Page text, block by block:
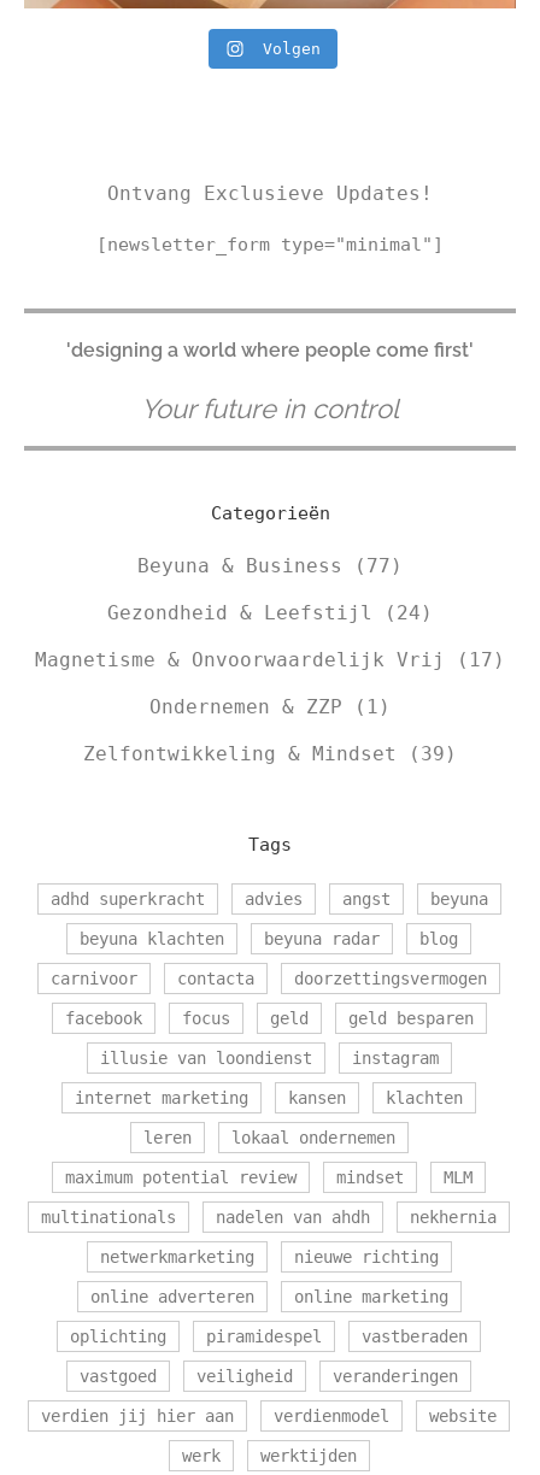
Volgen
Ontvang Exclusieve Updates!
[newsletter_form type="minimal"]
'designing a world where people come first'
Your future in control
Categorieën
Beyuna & Business (77)
Gezondheid & Leefstijl (24)
Magnetisme & Onvoorwaardelijk Vrij (17)
Ondernemen & ZZP (1)
Zelfontwikkeling & Mindset (39)
Tags
adhd superkracht advies angst beyuna
beyuna klachten beyuna radar blog
carnivoor contacta doorzettingsvermogen
facebook focus geld geld besparen
illusie van loondienst instagram
internet marketing kansen klachten
leren lokaal ondernemen
maximum potential review mindset MLM
multinationals nadelen van ahdh nekhernia
netwerkmarketing nieuwe richting
online adverteren online marketing
oplichting piramidespel vastberaden
vastgoed veiligheid veranderingen
verdien jij hier aan verdienmodel website
werk werktijden